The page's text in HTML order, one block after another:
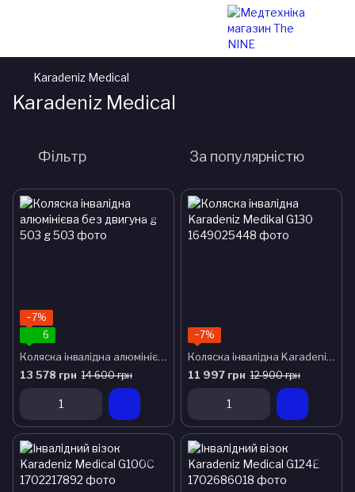
Karadeniz Medical
Karadeniz Medical
Фільтр За популярністю
−7%
6
Коляска інвалідна алюмінієва без двигуна g 503
13 578 грн 14 600 грн
−7%
Коляска інвалідна Karadeniz Medikal G130
11 997 грн 12 900 грн